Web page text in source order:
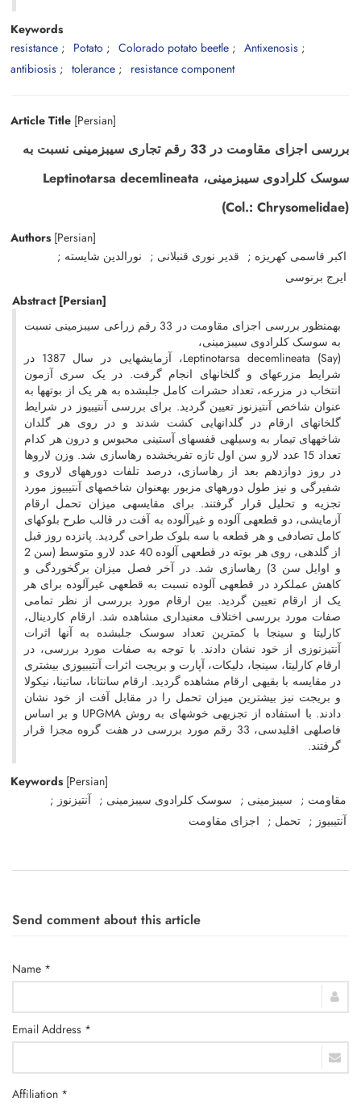
Keywords
resistance
Potato Colorado potato beetle
Antixenosis
antibiosis
tolerance resistance component
Article Title [Persian]
بررسی اجزای مقاومت در 33 رقم تجاری سیبزمینی نسبت به
سوسک کلرادوی سیبزمینی، Leptinotarsa decemlineata
(Col.: Chrysomelidae)
Authors [Persian]
اکبر قاسمی کهریزه
قدیر نوری قنبلانی
نورالدین شایسته
ایرج برنوسی
Abstract[Persian]
بهمنظور بررسی اجزای مقاومت در 33 رقم زراعی سیبزمینی نسبت
به سوسک کلرادوی سیبزمینی،
Leptinotarsa decemlineata (Say)، آزمایشهایی در سال 1387 در
شرایط مزرعهای و گلخانهای انجام گرفت. در یک سری آزمون
انتخاب در مزرعه، تعداد حشرات کامل جلبشده به هر یک از بوتهها به
عنوان شاخص آنتیزنوز تعیین گردید. برای بررسی آنتیبیوز در شرایط
گلخانهای ارقام در گلدانهایی کشت شدند و در روی هر گلدان
شاخههای تیمار به وسیلهی قفسهای آستینی محبوس و درون هر کدام
تعداد 15 عدد لارو سن اول تازه تفریخشده رهاسازی شد. وزن لاروها
در روز دوازدهم بعد از رهاسازی، درصد تلفات دورههای لاروی و
شفیرگی و نیز طول دورههای مزبور بهعنوان شاخصهای آنتیبیوز مورد
تجزیه و تحلیل قرار گرفتند. برای مقایسهی میزان تحمل ارقام
آزمایشی، دو قطعهی آلوده و غیرآلوده به آفت در قالب طرح بلوکهای
کامل تصادفی و هر قطعه با سه بلوک طراحی گردید. پانزده روز قبل
از گلدهی، روی هر بوته در قطعهی آلوده 40 عدد لارو متوسط (سن 2
و اوایل سن 3) رهاسازی شد. در آخر فصل میزان برگخوردگی و
کاهش عملکرد در قطعهی آلوده نسبت به قطعهی غیرآلوده برای هر
یک از ارقام تعیین گردید. بین ارقام مورد بررسی از نظر تمامی
صفات مورد بررسی اختلاف معنیداری مشاهده شد. ارقام کاردینال،
کارلیتا و سینجا با کمترین تعداد سوسک جلبشده به آنها اثرات
آنتیزنوزی از خود نشان دادند. با توجه به صفات مورد بررسی، در
ارقام کارلیتا، سینجا، دلیکات، آپارت و بریجت اثرات آنتیبیوزی بیشتری
در مقایسه با بقیهی ارقام مشاهده گردید. ارقام سانتانا، ساتینا، نیکولا
و بریجت نیز بیشترین میزان تحمل را در مقابل آفت از خود نشان
دادند. با استفاده از تجزیهی خوشهای به روش UPGMA و بر اساس
فاصلهی اقلیدسی، 33 رقم مورد بررسی در هفت گروه مجزا قرار
گرفتند.
Keywords [Persian]
مقاومت
سیبزمینی سوسک کلرادوی سیبزمینی
آنتیزنوز
آنتیبیوز
تحمل اجزای مقاومت
Send comment about this article
Name *
Email Address *
Affiliation *